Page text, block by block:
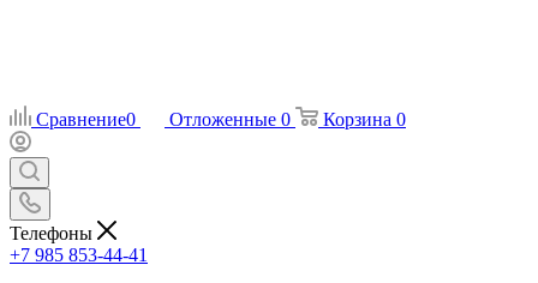
Сравнение0 Отложенные 0 Корзина 0
Телефоны
+7 985 853-44-41